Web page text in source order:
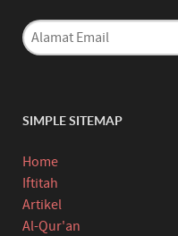
SIMPLE SITEMAP
Home
Iftitah
Artikel
Al-Qur'an